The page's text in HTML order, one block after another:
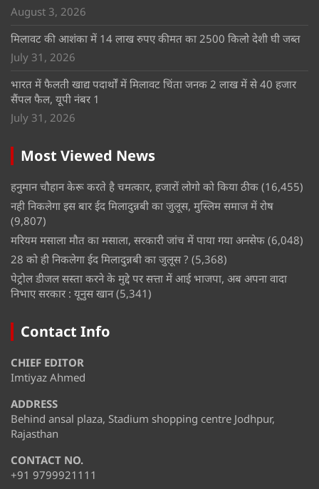
August 3, 2026
मिलावट की आशंका में 14 लाख रुपए कीमत का 2500 किलो देशी घी जब्त
July 31, 2026
भारत में फैलती खाद्य पदार्थों में मिलावट चिंता जनक 2 लाख में से 40 हजार
सैंपल फैल, यूपी नंबर 1
July 31, 2026
Most Viewed News
हनुमान चौहान केरू करते है चमत्कार, हजारों लोगो को किया ठीक (16,455)
नही निकलेगा इस बार ईद मिलादुन्नबी का जुलूस, मुस्लिम समाज में रोष
(9,807)
मरियम मसाला मौत का मसाला, सरकारी जांच में पाया गया अनसेफ (6,048)
28 को ही निकलेगा ईद मिलादुन्नबी का जुलूस ? (5,368)
पेट्रोल डीजल सस्ता करने के मुद्दे पर सत्ता में आई भाजपा, अब अपना वादा
निभाए सरकार : यूनुस खान (5,341)
Contact Info
CHIEF EDITOR
Imtiyaz Ahmed
ADDRESS
Behind ansal plaza, Stadium shopping centre Jodhpur,
Rajasthan
CONTACT NO.
+91 9799921111